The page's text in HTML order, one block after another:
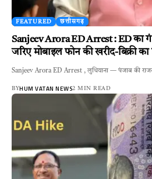
FEATURED छत्तीसगढ़
Sanjeev Arora ED Arrest : ED का
जरिए मोबाइल फोन की खरीद-बिक्री
Sanjeev Arora ED Arrest , लुधियाना — पंजाब की
BYHUM VATAN NEWS2 MIN READ